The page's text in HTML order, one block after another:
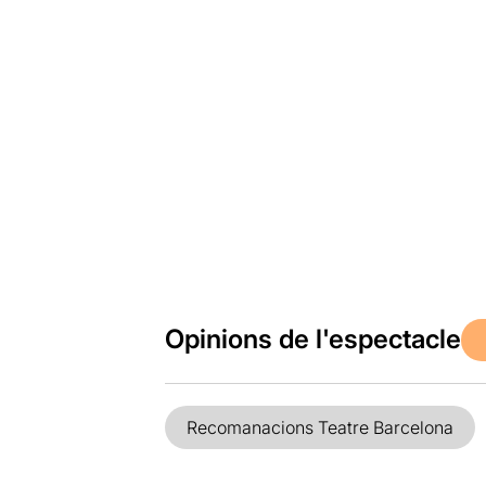
Opinions de l'espectacle
Recomanacions Teatre Barcelona